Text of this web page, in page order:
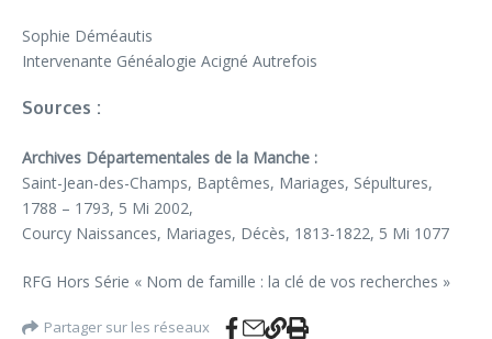
Sophie Déméautis
Intervenante Généalogie Acigné Autrefois
Sources :
Archives Départementales de la Manche :
Saint-Jean-des-Champs, Baptêmes, Mariages, Sépultures,
1788 – 1793, 5 Mi 2002,
Courcy Naissances, Mariages, Décès, 1813-1822, 5 Mi 1077
RFG Hors Série « Nom de famille : la clé de vos recherches »
Partager sur les réseaux